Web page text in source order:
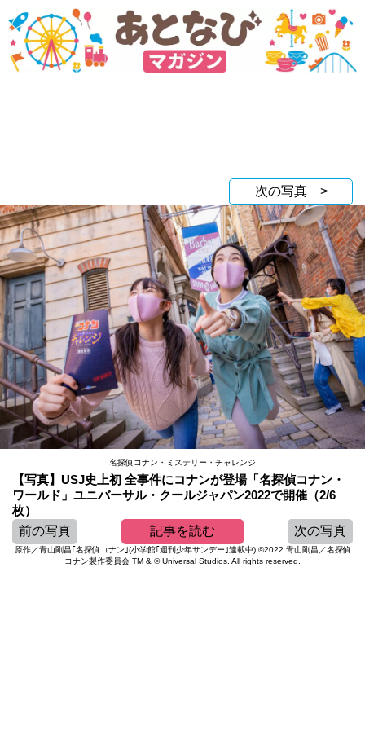
次の写真 >
名探偵コナン・ミステリー・チャレンジ
【写真】USJ史上初 全事件にコナンが登場「名探偵コナン・
ワールド」ユニバーサル・クールジャパン2022で開催（2/6
枚）
前の写真
記事を読む 次の写真
原作／青山剛昌｢名探偵コナン｣(小学館｢週刊少年サンデー｣連載中) ©2022 青山剛昌／名探偵
コナン製作委員会 TM & © Universal Studios. All rights reserved.